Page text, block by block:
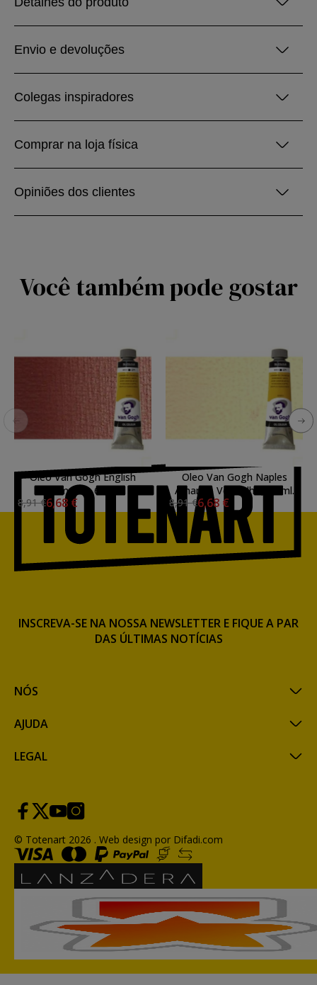
Envio e devoluções
Colegas inspiradores
Comprar na loja física
Opiniões dos clientes
Você também pode gostar
Oleo Van Gogh English
Vermelho, 60 ml.
8,91 €6,68 €
Oleo Van Gogh Naples
Amarelo Vermelho, 60 ml.
8,91 €6,68 €
NÓS
AJUDA
LEGAL
INSCREVA-SE NA NOSSA NEWSLETTER E FIQUE A PAR
DAS ÚLTIMAS NOTÍCIAS
© Totenart 2026 . Web design por Difadi.com